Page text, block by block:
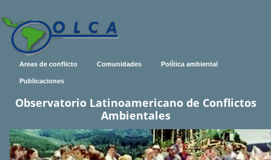
Areas de conflicto Comunidades Política ambiental
Publicaciones
Observatorio Latinoamericano de Conflictos
Ambientales